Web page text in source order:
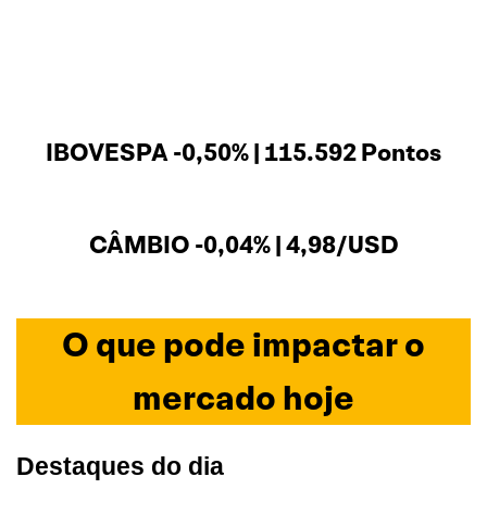
IBOVESPA -0,50% | 115.592 Pontos
CÂMBIO -0,04% | 4,98/USD
O que pode impactar o
mercado hoje
Destaques do dia